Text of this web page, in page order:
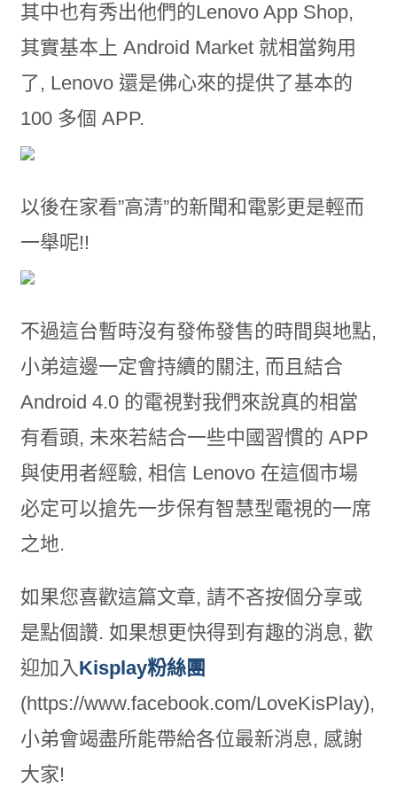
其中也有秀出他們的Lenovo App Shop,
其實基本上 Android Market 就相當夠用
了, Lenovo 還是佛心來的提供了基本的
100 多個 APP.
以後在家看”高清”的新聞和電影更是輕而
一舉呢!!
不過這台暫時沒有發佈發售的時間與地點,
小弟這邊一定會持續的關注, 而且結合
Android 4.0 的電視對我們來說真的相當
有看頭, 未來若結合一些中國習慣的 APP
與使用者經驗, 相信 Lenovo 在這個市場
必定可以搶先一步保有智慧型電視的一席
之地.
如果您喜歡這篇文章, 請不吝按個分享或
是點個讚. 如果想更快得到有趣的消息, 歡
迎加入Kisplay粉絲團
(https://www.facebook.com/LoveKisPlay),
小弟會竭盡所能帶給各位最新消息, 感謝
大家!